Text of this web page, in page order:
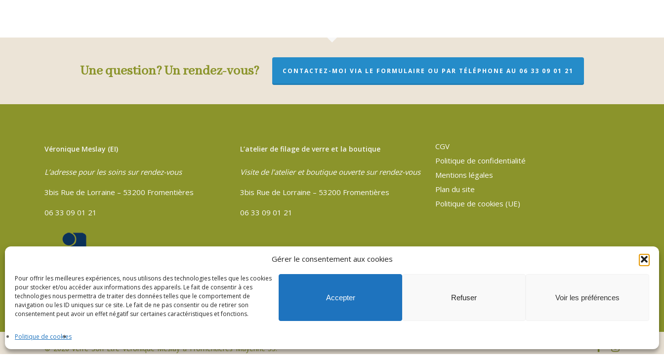
Gérer le consentement aux cookies
Pour offrir les meilleures expériences, nous utilisons des technologies telles que les cookies
pour stocker et/ou accéder aux informations des appareils. Le fait de consentir à ces
technologies nous permettra de traiter des données telles que le comportement de
navigation ou les ID uniques sur ce site. Le fait de ne pas consentir ou de retirer son
consentement peut avoir un effet négatif sur certaines caractéristiques et fonctions.
Accepter Refuser Voir les préférences
Politique de cookies
Une question? Un rendez-vous? CONTACTEZ-MOI VIA LE FORMULAIRE OU PAR TÉLÉPHONE AU 06 33 09 01 21
Véronique Meslay (EI)
L’adresse pour les soins sur rendez-vous
3bis Rue de Lorraine – 53200 Fromentières
06 33 09 01 21
L’atelier de filage de verre et la boutique
Visite de l’atelier et boutique ouverte sur rendez-vous
3bis Rue de Lorraine – 53200 Fromentières
06 33 09 01 21
CGV
Politique de confidentialité
Mentions légales
Plan du site
Politique de cookies (UE)
© 2026 Verre Son Être Véronique Meslay à Fromentières Mayenne 53.